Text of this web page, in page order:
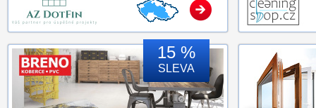
15 %
SLEVA